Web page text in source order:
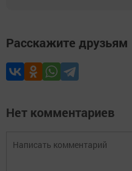
Расскажите друзьям
Нет комментариев